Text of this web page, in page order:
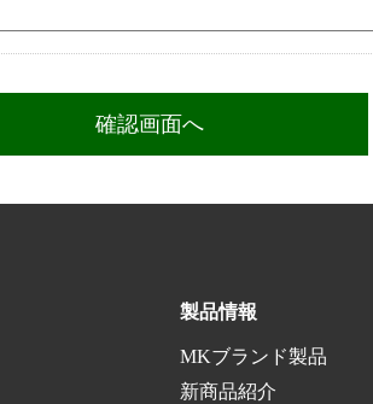
製品情報
MKブランド製品
新商品紹介